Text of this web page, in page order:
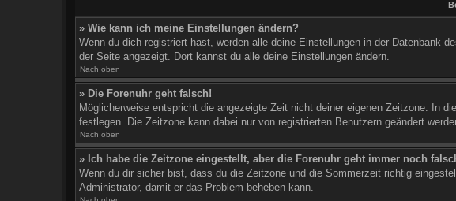
» Wie kann ich meine Einstellungen ändern?
Wenn du dich registriert hast, werden alle deine Einstellungen in der Datenbank
der Seite angezeigt. Dort kannst du alle deine Einstellungen ändern.
Nach oben
» Die Forenuhr geht falsch!
Möglicherweise entspricht die angezeigte Zeit nicht deiner eigenen Zeitzone. In
festlegen. Die Zeitzone kann dabei nur von registrierten Benutzern geändert
Nach oben
» Ich habe die Zeitzone eingestellt, aber die Forenuhr geht immer noch
Wenn du dir sicher bist, dass du die Zeitzone und die Sommerzeit richtig
Administrator, damit er das Problem beheben kann.